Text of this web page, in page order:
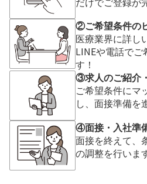
②ご希望条件の
医療業界に詳し
LINEや電話でご
す！
③求人のご紹介
ご希望条件にマ
し、面接準備を
④面接・入社準
面接を終えて、
の調整を行いま